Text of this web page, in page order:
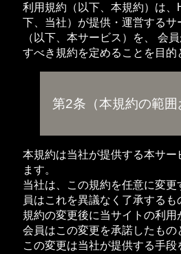
利用規約（以下、本規約）は、
下、当社）が提供・運営するサ
（以下、本サービス）を、 会
すべき規約を定めることを目的
第2条（本規約の範囲
本規約は当社が提供する本サー
ます。
当社は、この規約を任意に変更
員はこれを異議なく了承するも
規約の変更後に当サイトの利用
会員はこの変更を承諾したもの
この変更は当社が提供する手